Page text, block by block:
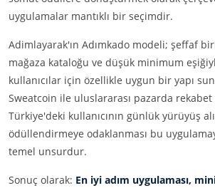
uygulamalar mantıklı bir seçimdir.
Adimlayarak'ın Adımkado modeli; şeffaf
mağaza kataloğu ve düşük minimum
kullanıcılar için özellikle uygun bir yapı
Sweatcoin ile uluslararası pazarda
Türkiye'deki kullanıcının günlük yürüyüş
ödüllendirmeye odaklanması bu
temel unsurdur.
Sonuç olarak: En iyi adım uygulaması,